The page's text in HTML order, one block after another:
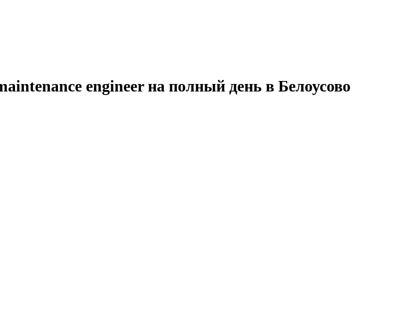
engineer на полный день в Белоусово